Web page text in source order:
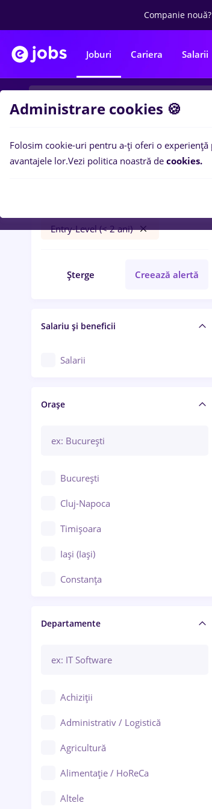
Companie nouă?
Joburi Cariera Salarii
Filtre
Entry-Level (< 2 ani)
Șterge Creează alertă
Salariu și beneficii
Salarii
Orașe
București
Cluj-Napoca
Timișoara
Iași (Iași)
Constanța
Brașov
Bacău
Galați (Galați)
Ploiești
Departamente
Achiziții
Administrativ / Logistică
Agricultură
Alimentație / HoReCa
Altele
Administrare cookies 🍪
Folosim cookie-uri pentru a-ți oferi o experiență
avantajele lor.Vezi politica noastră de cookies.